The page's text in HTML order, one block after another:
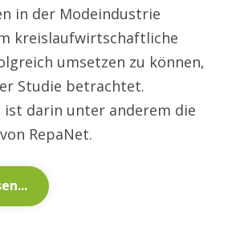
in der Modeindustrie
kreislaufwirtschaftliche
umsetzen zu können,
Studie betrachtet.
ist darin unter anderem die
RepaNet.